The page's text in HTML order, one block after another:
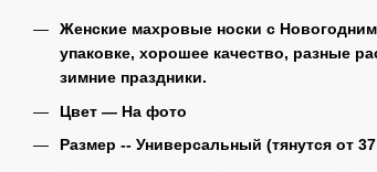
Женские махровые носки с
упаковке, хорошее качество, разные
зимние праздники.
Цвет ― На фото
Размер -- Универсальный (тянутся от